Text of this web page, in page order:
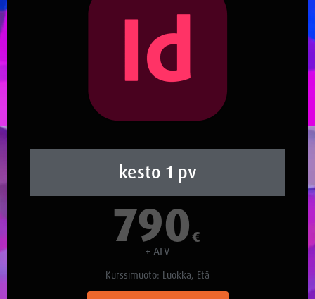
kesto 1 pv
790€
+ ALV
Kurssimuoto: Luokka, Etä